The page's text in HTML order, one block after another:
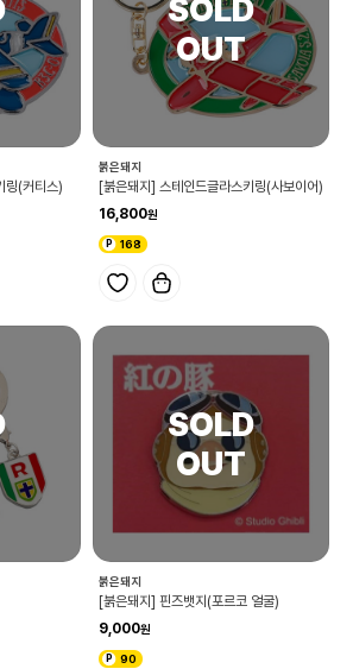
링(커티스)
붉은돼지
[붉은돼지] 스테인드글라스키링(사보이어)
16,800
168
붉은돼지
[붉은돼지] 핀즈뱃지(포르코 얼굴)
9,000
90